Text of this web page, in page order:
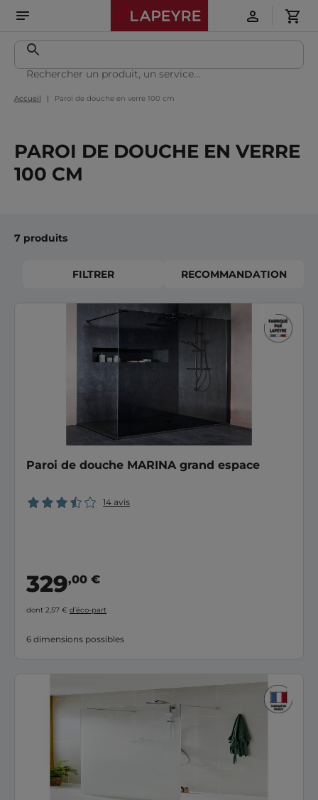
Accueil Paroi de douche en verre 100 cm
PAROI DE DOUCHE EN VERRE
100 CM
7 produits
FILTRER RECOMMANDATION
Paroi de douche MARINA grand espace
14 avis
329,00 €
dont 2,57 € d’éco-part
6 dimensions possibles